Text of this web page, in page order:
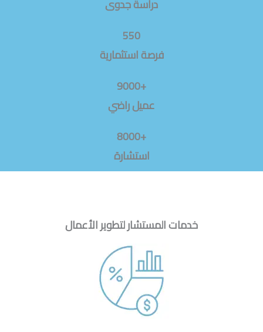
دراسة جدوى
550
فرصة استثمارية
+9000
عميل راضي
+8000
استشارة
خدمات المستشار لتطوير الأعمال